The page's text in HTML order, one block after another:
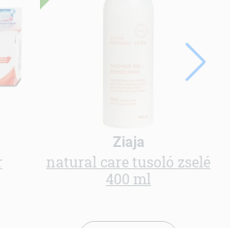
Ziaja
natural care tusoló zselé
400 ml